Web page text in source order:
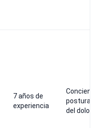
7 años de
experiencia
postural y
del dolor